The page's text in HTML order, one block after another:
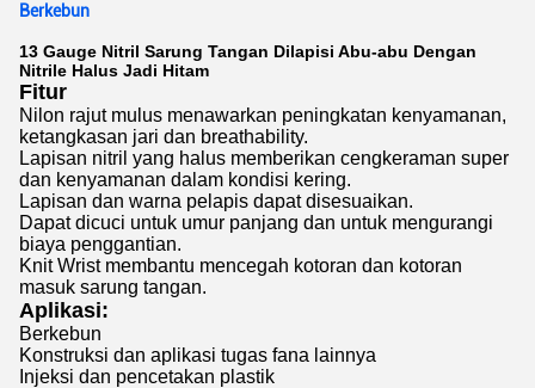
Berkebun
13 Gauge Nitril Sarung Tangan Dilapisi Abu-abu Dengan
Nitrile Halus Jadi Hitam
Fitur
Nilon rajut mulus menawarkan peningkatan kenyamanan,
ketangkasan jari dan breathability.
Lapisan nitril yang halus memberikan cengkeraman super
dan kenyamanan dalam kondisi kering.
Lapisan dan warna pelapis dapat disesuaikan.
Dapat dicuci untuk umur panjang dan untuk mengurangi
biaya penggantian.
Knit Wrist membantu mencegah kotoran dan kotoran
masuk sarung tangan.
Aplikasi:
Berkebun
Konstruksi dan aplikasi tugas fana lainnya
Injeksi dan pencetakan plastik